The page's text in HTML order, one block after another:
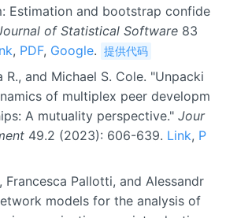
Estimation and bootstrap confide
of Statistical Software83
, PDF, Google. 提供代码
R., and Michael S. Cole. "Unpacki
of multiplex peer developm
A mutuality perspective." Jour
49.2 (2023): 606-639. Link, P
Francesca Pallotti, and Alessandr
models for the analysis of